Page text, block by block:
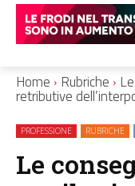
Home Rubriche
retributive
PROFESSIONE RUBRICHE
Le